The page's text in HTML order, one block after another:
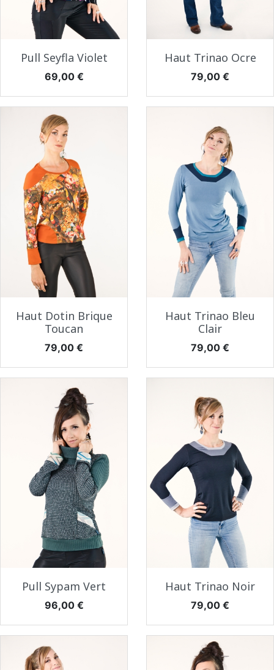
Pull Seyfla Violet
Prix
69,00 €
Haut Trinao Ocre
Prix
79,00 €
Haut Dotin Brique
Toucan
Prix
79,00 €
Haut Trinao Bleu
Clair
Prix
79,00 €
Pull Sypam Vert
Prix
96,00 €
Haut Trinao Noir
Prix
79,00 €